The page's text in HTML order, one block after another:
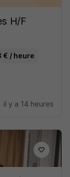
H/F
€ / heure
il y a 14 heures